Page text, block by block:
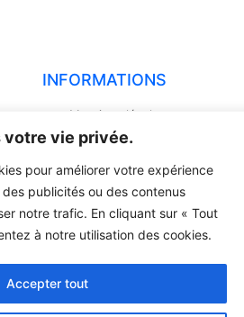
votre vie privée.
pour améliorer votre expérience
publicités ou des contenus
notre trafic. En cliquant sur « Tout
à notre utilisation des cookies.
Accepter tout
INFORMATIONS
Mentions légales
Politiques de
Conditions générales de
vente
Règlement et Expédition
DROITS RÉSERVÉS - LCR